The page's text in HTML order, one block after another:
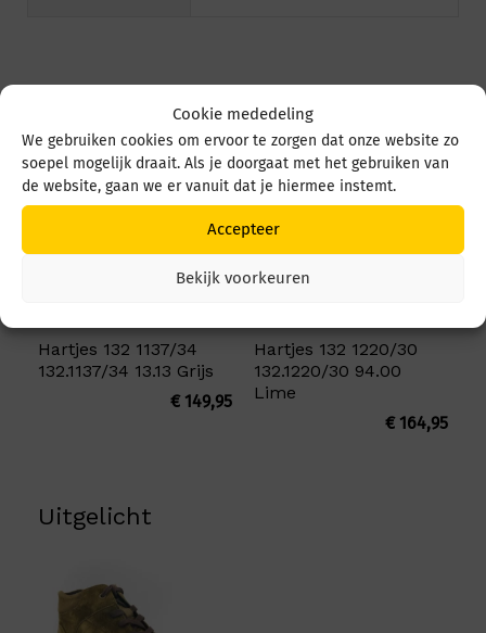
Cookie mededeling
We gebruiken cookies om ervoor te zorgen dat onze website zo
soepel mogelijk draait. Als je doorgaat met het gebruiken van
de website, gaan we er vanuit dat je hiermee instemt.
Accepteer
Bekijk voorkeuren
Misschien is dit wat voor u:
Hartjes 132 1137/34
132.1137/34 13.13 Grijs
€149,95
Hartjes 132 1220/30
132.1220/30 94.00
Lime
€164,95
Uitgelicht